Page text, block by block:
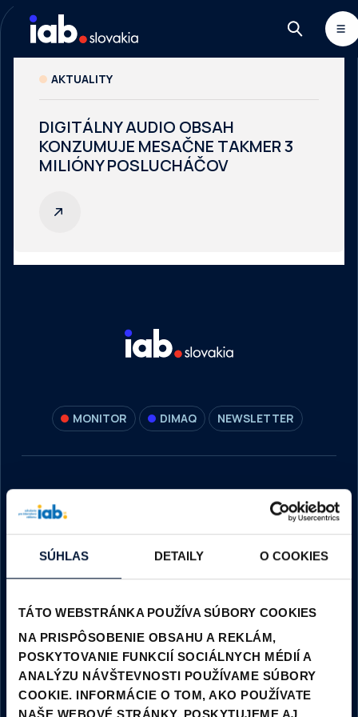
SÚHLAS DETAILY O COOKIES
TÁTO WEBSTRÁNKA POUŽÍVA SÚBORY COOKIES
NA PRISPÔSOBENIE OBSAHU A REKLÁM,
POSKYTOVANIE FUNKCIÍ SOCIÁLNYCH MÉDIÍ A
ANALÝZU NÁVŠTEVNOSTI POUŽÍVAME SÚBORY
COOKIE. INFORMÁCIE O TOM, AKO POUŽÍVATE
SKIP TO CONTENT
MONITOR
NEWSLETTER
AKTUALITY
DIGITÁLNY AUDIO OBSAH
KONZUMUJE MESAČNE TAKMER 3
MILIÓNY POSLUCHÁČOV
MONITOR DIMAQ NEWSLETTER
INTERACTIVE ADVERTISING BUREAU SLOVAKIA
IAB SLOVAKIA
ZÁMOCKÁ 4948/34, 811 01 BRATISLAVA, SLOVAKIA
IČO: 37935968
DIČ: 2022062658
IČ DPH: SK2022062658